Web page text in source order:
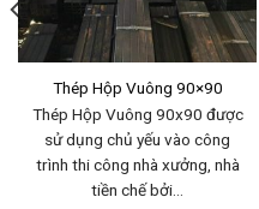
Thép Hộp Vuông 90×90
Thép Hộp Vuông 90x90 được
sử dụng chủ yếu vào công
trình thi công nhà xưởng, nhà
tiền chế bởi…